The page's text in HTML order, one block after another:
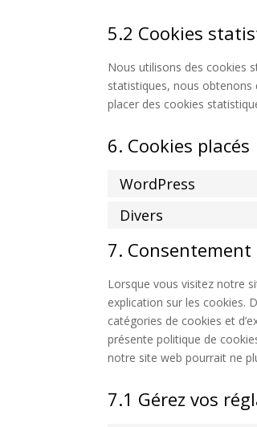
5.2 Cookies
Nous utilisons des cookies
statistiques, nous
placer des cookies
6. Cookies placés
WordPress
Divers
7. Consentement
Lorsque vous visitez notre
explication sur les cookies.
catégories de cookies et
présente politique de
notre site web pourrait ne
7.1 Gérez vos